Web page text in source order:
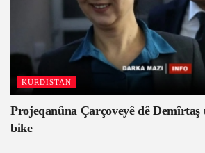
KURDISTAN
Projeqanûna Çarçoveyê dê Demîrtaş
bike